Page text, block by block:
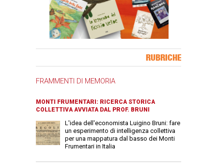
RUBRICHE
FRAMMENTI DI MEMORIA
MONTI FRUMENTARI: RICERCA STORICA
COLLETTIVA AVVIATA DAL PROF. BRUNI
L'idea dell'economista Luigino Bruni: fare
un esperimento di intelligenza collettiva
per una mappatura dal basso dei Monti
Frumentari in Italia